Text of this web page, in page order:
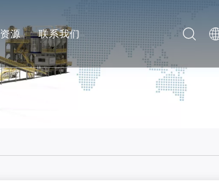
资源
最新消息
联系我们